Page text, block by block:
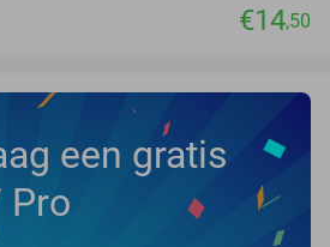
€14,50
een gratis
Pro